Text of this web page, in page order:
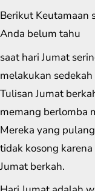
Berikut Keutamaan
Anda belum tahu
saat hari Jumat
melakukan
Tulisan Jumat
memang berlomba
Mereka yang
tidak kosong
Jumat berkah.